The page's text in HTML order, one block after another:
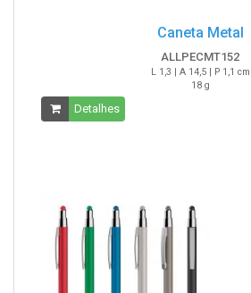
Caneta Metal
ALLPECMT152
L 1,3 | A 14,5 | P 1,1 cm
18 g
Detalhes